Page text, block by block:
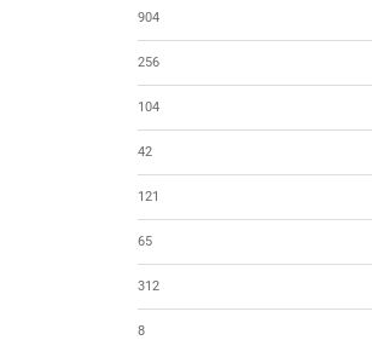
904
256
104
42
121
65
312
8